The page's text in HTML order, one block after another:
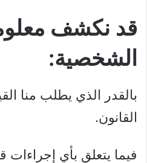
قد نكشف
الشخصية:
بالقدر الذي يطلب منا
القانون.
فيما يتعلق بأي إجراءات